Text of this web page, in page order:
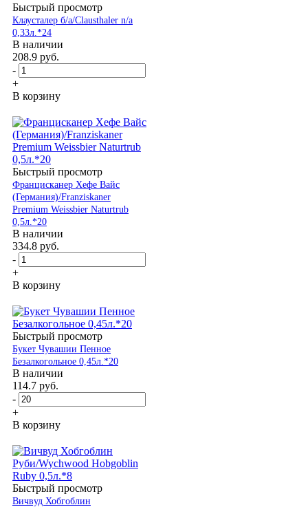
Быстрый просмотр
Клаусталер б/а/Clausthaler n/a
0,33л.*24
В наличии
208.9 руб.
-
+
В корзину
Быстрый просмотр
Францисканер Хефе Вайс
(Германия)/Franziskaner
Premium Weissbier Naturtrub
0,5л.*20
В наличии
334.8 руб.
-
+
В корзину
Быстрый просмотр
Букет Чувашии Пенное
Безалкогольное 0,45л.*20
В наличии
114.7 руб.
-
+
В корзину
Быстрый просмотр
Вичвуд Хобгоблин